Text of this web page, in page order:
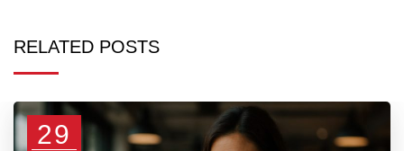
RELATED POSTS
29